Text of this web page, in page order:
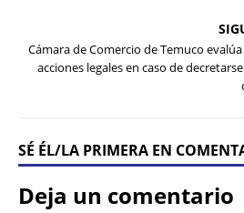
Cámara de Comercio de Temuco
acciones legales en caso de
SÉ ÉL/LA PRIMERA EN
Deja un comentario